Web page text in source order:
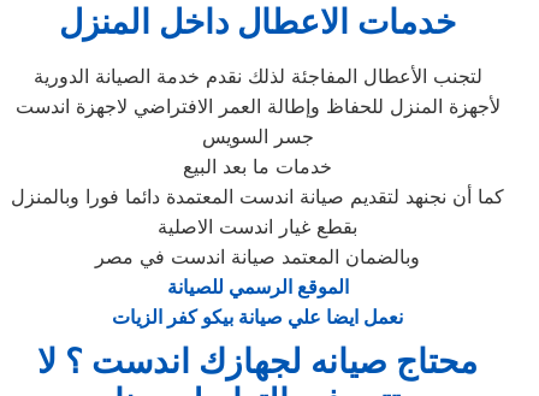
خدمات الاعطال داخل المنزل
لتجنب الأعطال المفاجئة لذلك نقدم خدمة الصيانة الدورية
لأجهزة المنزل للحفاظ وإطالة العمر الافتراضي لاجهزة اندست
جسر السويس
خدمات ما بعد البيع
كما أن نجنهد لتقديم صيانة اندست المعتمدة دائما فورا وبالمنزل
بقطع غيار اندست الاصلية
وبالضمان المعتمد صيانة اندست في مصر
الموقع الرسمي للصيانة
نعمل ايضا علي صيانة بيكو كفر الزيات
محتاج صيانه لجهازك اندست ؟ لا